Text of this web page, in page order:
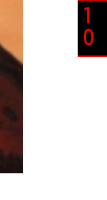
1
0